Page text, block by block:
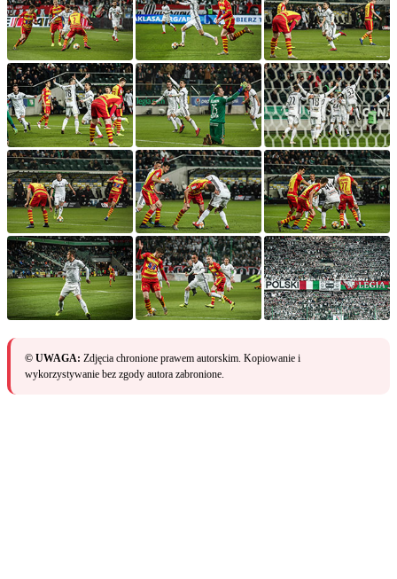
© UWAGA: Zdjęcia chronione prawem autorskim. Kopiowanie i
wykorzystywanie bez zgody autora zabronione.